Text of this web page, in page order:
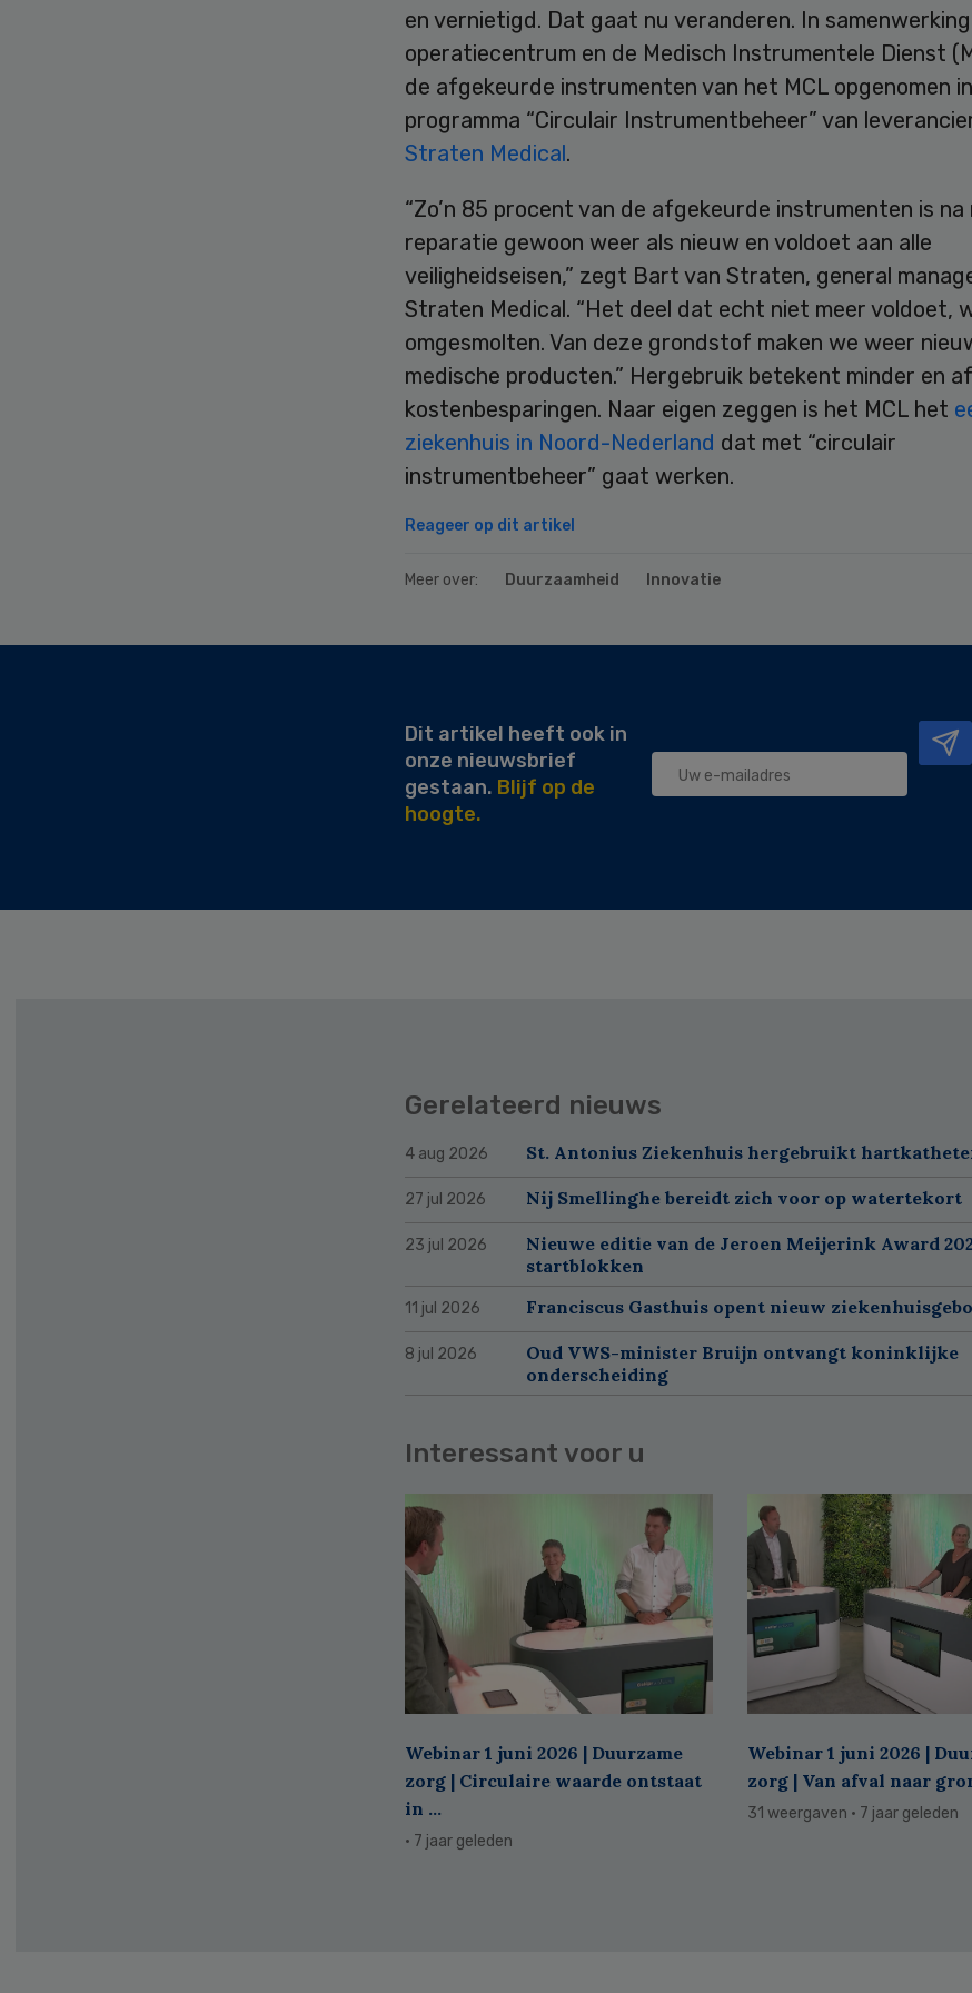
en vernietigd. Dat gaat nu veranderen. In
operatiecentrum en de Medisch Instrumentele Dienst
de afgekeurde instrumenten van het MCL opgenomen
programma “Circulair Instrumentbeheer” van
Straten Medical.
“Zo’n 85 procent van de afgekeurde instrumenten is na
reparatie gewoon weer als nieuw en voldoet aan alle
veiligheidseisen,” zegt Bart van Straten, general
Straten Medical. “Het deel dat echt niet meer voldoet,
omgesmolten. Van deze grondstof maken we weer
medische producten.” Hergebruik betekent minder en
kostenbesparingen. Naar eigen zeggen is het MCL het
ziekenhuis in Noord-Nederland dat met “circulair
instrumentbeheer” gaat werken.
Reageer op dit artikel
Meer over: Duurzaamheid Innovatie
Dit artikel heeft ook in
onze nieuwsbrief
gestaan. Blijf op de
hoogte.
Gerelateerd nieuws
4 aug 2026 St. Antonius Ziekenhuis hergebruikt
27 jul 2026 Nij Smellinghe bereidt zich voor op watertekort
23 jul 2026
Nieuwe editie van de Jeroen Meijerink Award
startblokken
11 jul 2026 Franciscus Gasthuis opent nieuw
8 jul 2026
Oud VWS-minister Bruijn ontvangt koninklijke
onderscheiding
Interessant voor u
Webinar 1 juni 2026 | Duurzame
zorg | Circulaire waarde ontstaat
in ...
· 7 jaar geleden
Webinar 1 juni 2026 |
zorg | Van afval naar
31 weergaven · 7 jaar geleden